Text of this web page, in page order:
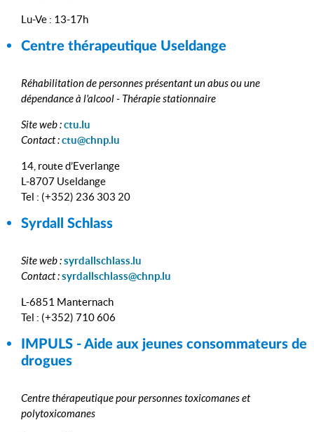
Lu-Ve : 13-17h
Centre thérapeutique Useldange
Réhabilitation de personnes présentant un abus ou une
dépendance à l'alcool - Thérapie stationnaire
Site web :ctu.lu
Contact :ctu@chnp.lu
14, route d’Everlange
L-8707 Useldange
Tel : (+352) 236 303 20
Syrdall Schlass
Site web :syrdallschlass.lu
Contact :syrdallschlass@chnp.lu
L-6851 Manternach
Tel : (+352) 710 606
IMPULS - Aide aux jeunes consommateurs de
drogues
Centre thérapeutique pour personnes toxicomanes et
polytoxicomanes